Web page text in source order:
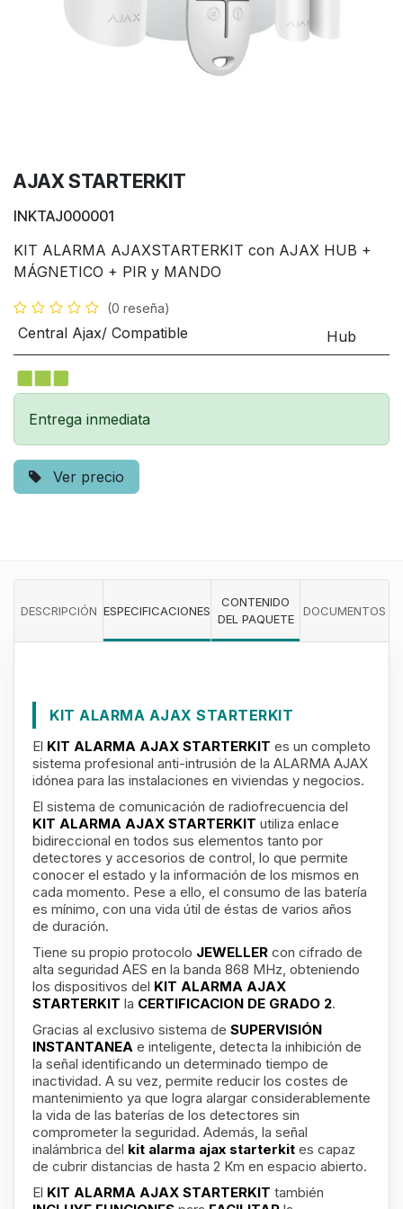
AJAX STARTERKIT
INKTAJ000001
KIT ALARMA AJAXSTARTERKIT con AJAX HUB +
MÁGNETICO + PIR y MANDO
(0 reseña)
Central Ajax/ Compatible Hub
Entrega inmediata
Ver precio
DESCRIPCIÓN ESPECIFICACIONES
CONTENIDO
DEL PAQUETE
DOCUMENTOS
KIT ALARMA AJAX STARTERKIT
El KIT ALARMA AJAX STARTERKIT es un completo
sistema profesional anti-intrusión de la ALARMA AJAX
idónea para las instalaciones en viviendas y negocios.
El sistema de comunicación de radiofrecuencia del
KIT ALARMA AJAX STARTERKIT utiliza enlace
bidireccional en todos sus elementos tanto por
detectores y accesorios de control, lo que permite
conocer el estado y la información de los mismos en
cada momento. Pese a ello, el consumo de las batería
es mínimo, con una vida útil de éstas de varios años
de duración.
Tiene su propio protocolo JEWELLER con cifrado de
alta seguridad AES en la banda 868 MHz, obteniendo
los dispositivos del KIT ALARMA AJAX
STARTERKIT la CERTIFICACION DE GRADO 2.
Gracias al exclusivo sistema de SUPERVISIÓN
INSTANTANEA e inteligente, detecta la inhibición de
la señal identificando un determinado tiempo de
inactividad. A su vez, permite reducir los costes de
mantenimiento ya que logra alargar considerablemente
la vida de las baterías de los detectores sin
comprometer la seguridad. Además, la señal
inalámbrica del kit alarma ajax starterkit es capaz
de cubrir distancias de hasta 2 Km en espacio abierto.
El KIT ALARMA AJAX STARTERKIT también